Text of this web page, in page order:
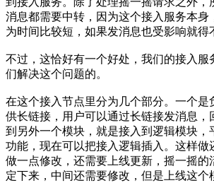
消息都需要中转，因为这个接入服务本身
为时间比较短，如果发消息也受影响就得
不过，这恰好有一个好处，我们的接入服
们解决这个问题的。
在这个接入节点里分为几个部分。一个是
供长链接，用户可以通过长链接发消息，
到另外一个模块，就是接入到逻辑模块，
功能，现在可以把接入逻辑插入。这样做
做一点修改，还需要上线更新，摇一摇的
定下来，中间还需要修改，但是上线这个